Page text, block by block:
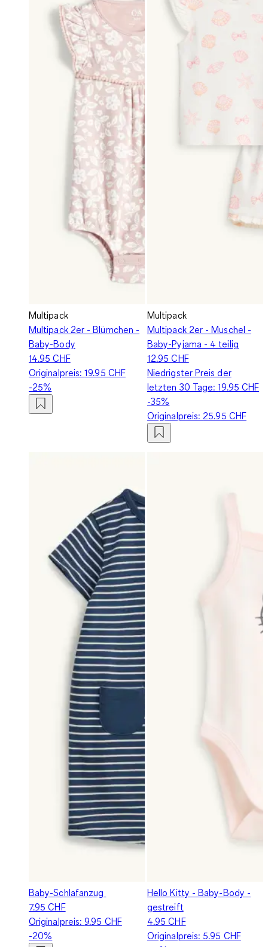
Multipack
Multipack 2er - Blümchen -
Baby-Body
14.95 CHF
Originalpreis:19.95 CHF
-25%
Multipack
Multipack 2er - Muschel -
Baby-Pyjama - 4 teilig
12.95 CHF
Niedrigster Preis der
letzten 30 Tage:19.95 CHF
-35%
Originalpreis: 25.95 CHF
Baby-Schlafanzug
7.95 CHF
Originalpreis:9.95 CHF
-20%
Hello Kitty - Baby-Body -
gestreift
4.95 CHF
Originalpreis: 5.95 CHF